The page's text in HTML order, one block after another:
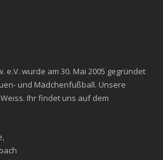
e.V. wurde am 30. Mai 2005 gegründet
und Mädchenfußball. Unsere
Ihr findet uns auf dem